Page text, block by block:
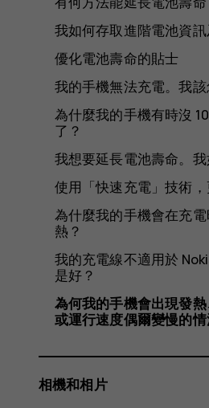
會
出
現
發
熱、
我如何存取進階電池資訊
優化電池壽命的貼士
我的手機無法充電。我該
為什麼我的手機有時沒
了？
我想要延長電池壽命。
使用「快速充電」技術
為什麼我的手機會在充
熱？
我的充電線不適用於
是好？
為何我的手機會出現發
或運行速度偶爾變慢的情
相機和相片